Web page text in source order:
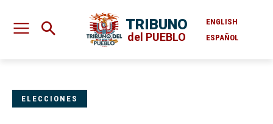
TRIBUNO
del PUEBLO
ENGLISH
ESPAÑOL
ELECCIONES